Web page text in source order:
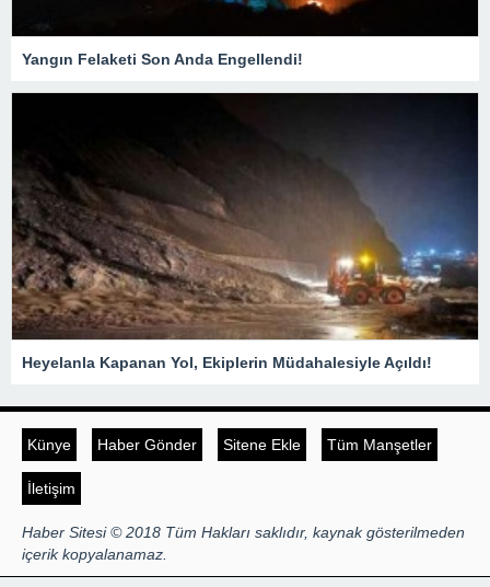
Yangın Felaketi Son Anda Engellendi!
Heyelanla Kapanan Yol, Ekiplerin Müdahalesiyle Açıldı!
Künye Haber Gönder Sitene Ekle Tüm Manşetler
İletişim
Haber Sitesi © 2018 Tüm Hakları saklıdır, kaynak gösterilmeden
içerik kopyalanamaz.